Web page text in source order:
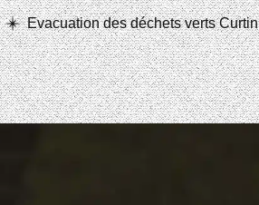
Evacuation des déchets verts Curtin